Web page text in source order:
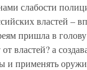
слабости
властей –
пришла в
властей? а
и применять